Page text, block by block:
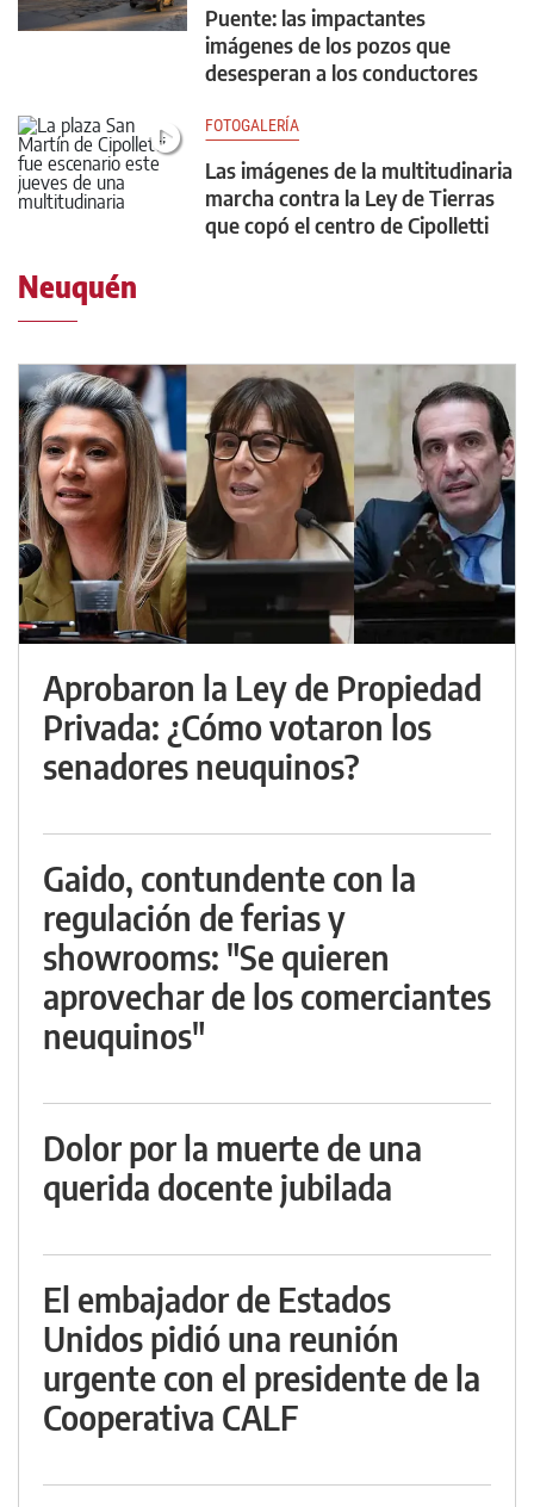
Puente: las impactantes
imágenes de los pozos que
desesperan a los conductores
FOTOGALERÍA
Las imágenes de la multitudinaria
marcha contra la Ley de Tierras
que copó el centro de Cipolletti
Neuquén
Aprobaron la Ley de Propiedad
Privada: ¿Cómo votaron los
senadores neuquinos?
Gaido, contundente con la
regulación de ferias y
showrooms: "Se quieren
aprovechar de los comerciantes
neuquinos"
Dolor por la muerte de una
querida docente jubilada
El embajador de Estados
Unidos pidió una reunión
urgente con el presidente de la
Cooperativa CALF